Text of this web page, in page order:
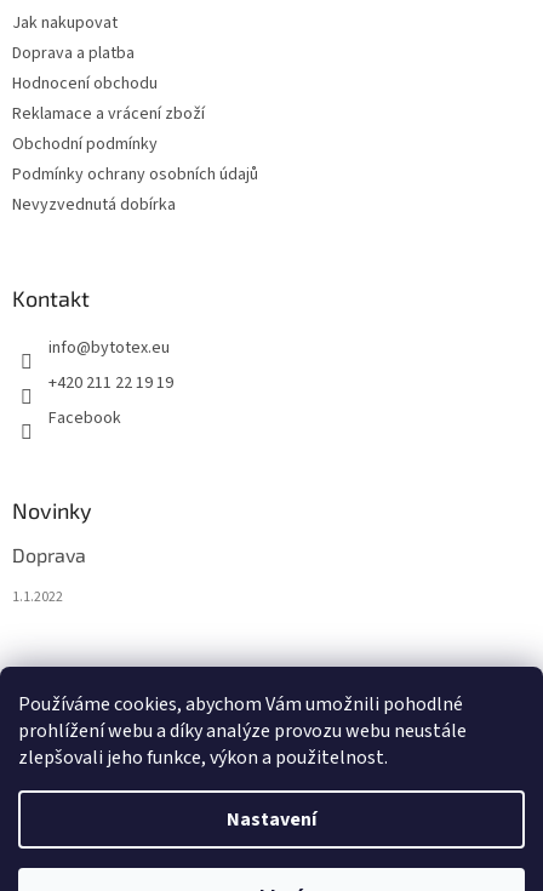
Používáme cookies, abychom Vám umožnili pohodlné
prohlížení webu a díky analýze provozu webu neustále
zlepšovali jeho funkce, výkon a použitelnost.
Nastavení
Jak nakupovat
Doprava a platba
Hodnocení obchodu
Reklamace a vrácení zboží
Obchodní podmínky
Podmínky ochrany osobních údajů
Nevyzvednutá dobírka
Kontakt
info@bytotex.eu
+420 211 22 19 19
Facebook
Novinky
Doprava
1.1.2022
0KS /0 €
Vytvořil Shoptet